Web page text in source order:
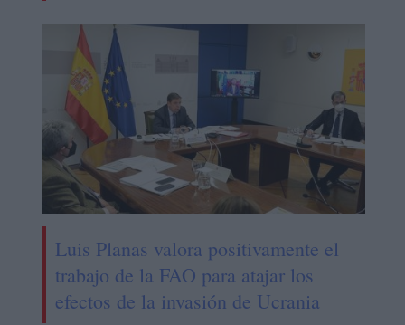
Luis Planas valora positivamente el
trabajo de la FAO para atajar los
efectos de la invasión de Ucrania